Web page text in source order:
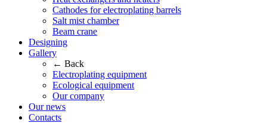
Cathodes for electroplating barrels
Salt mist chamber
Beam crane
Designing
Gallery
← Back
Electroplating equipment
Ecological equipment
Our company
Our news
Contacts